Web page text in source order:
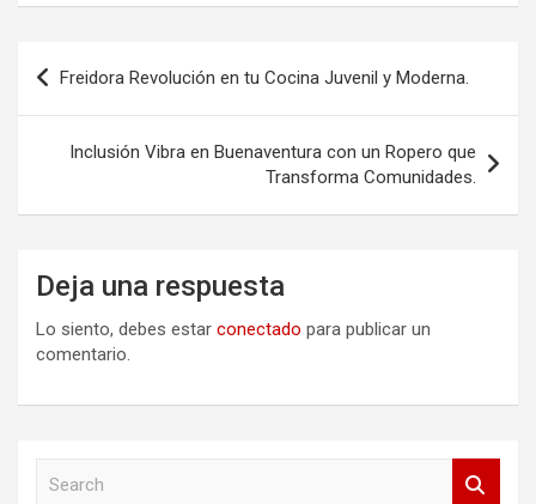
Navegación
de
entradas
Freidora Revolución en tu Cocina Juvenil y Moderna.
Inclusión Vibra en Buenaventura con un Ropero que
Transforma Comunidades.
Deja una respuesta
Lo siento, debes estar conectado para publicar un
comentario.